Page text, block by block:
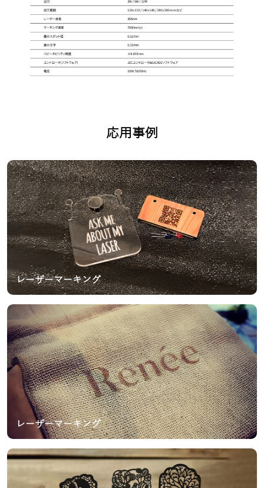
応用事例
レーザーマーキング
レーザーマーキング